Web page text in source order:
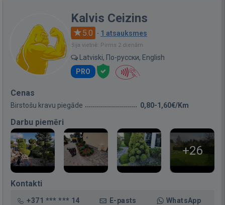
Kalvis Ceizins
5.0 · 1 atsauksmes
Bija vietnē: Pirms 2 dienām
Latviski, По-русски, English
PRO
Cenas
Birstošu kravu piegāde 0,80-1,60€/Km
Darbu piemēri
+26
Kontakti
+371 *** *** 14 E-pasts WhatsApp